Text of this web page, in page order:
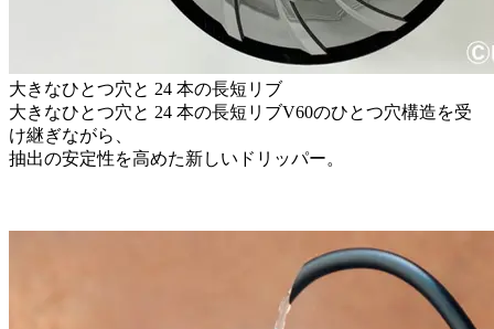
大きなひとつ穴と 24 本の長短リブ
大きなひとつ穴と 24 本の長短リブV60のひとつ穴構造を受
け継ぎながら、
抽出の安定性を高めた新しいドリッパー。